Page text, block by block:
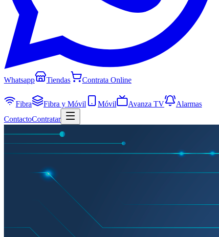
Whatsapp Tiendas Contrata Online
Fibra Fibra y Móvil Móvil Avanza TV
Alarmas
ContactoContratar